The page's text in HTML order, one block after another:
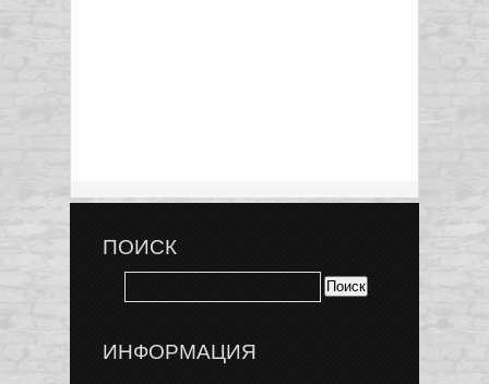
ПОИСК
ИНФОРМАЦИЯ